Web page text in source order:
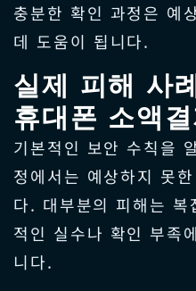
충분한 확인 과정은 예
데 도움이 됩니다.
실제 피해 사
휴대폰 소액
기본적인 보안 수칙을
정에서는 예상하지 못
다. 대부분의 피해는
적인 실수나 확인 부족
니다.